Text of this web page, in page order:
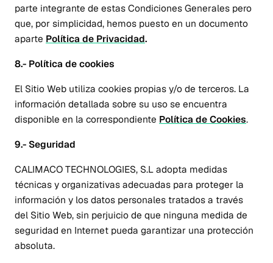
parte integrante de estas Condiciones Generales pero
que, por simplicidad, hemos puesto en un documento
aparte Política de Privacidad.
8.- Política de cookies
El Sitio Web utiliza cookies propias y/o de terceros. La
información detallada sobre su uso se encuentra
disponible en la correspondiente Política de Cookies.
9.- Seguridad
CALIMACO TECHNOLOGIES, S.L adopta medidas
técnicas y organizativas adecuadas para proteger la
información y los datos personales tratados a través
del Sitio Web, sin perjuicio de que ninguna medida de
seguridad en Internet pueda garantizar una protección
absoluta.